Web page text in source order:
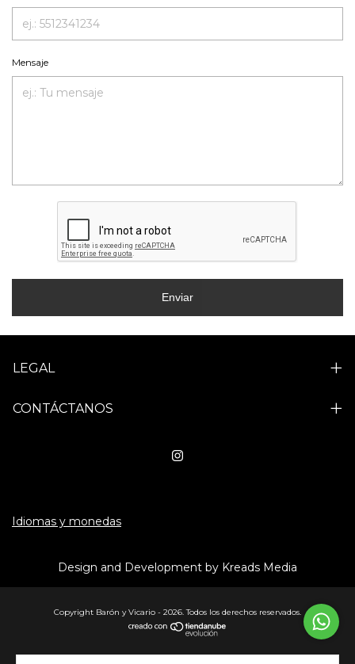
Mensaje
Enviar
LEGAL
CONTÁCTANOS
Idiomas y monedas
Design and Development by Kreads Media
Copyright Barón y Vicario - 2026. Todos los derechos reservados.